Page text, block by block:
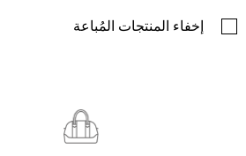
إخفاء المنتجات المُباعة